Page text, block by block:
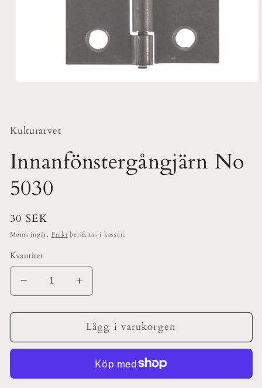
Kulturarvet
Innanfönstergångjärn No
5030
Ordinarie
pris
30 SEK
Moms ingår. Fraktberäknas i kassan.
Kvantitet
Minska
kvantitet
för
Innanfönstergångjärn
No
Öka
kvantitet
för
Innanfönstergångjärn
No
Lägg i varukorgen